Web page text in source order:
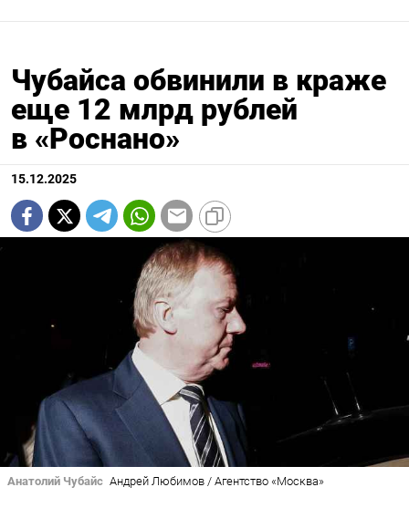
Чубайса обвинили в краже
еще 12 млрд рублей
в «Роснано»
15.12.2025
Анатолий Чубайс Андрей Любимов / Агентство «Москва»